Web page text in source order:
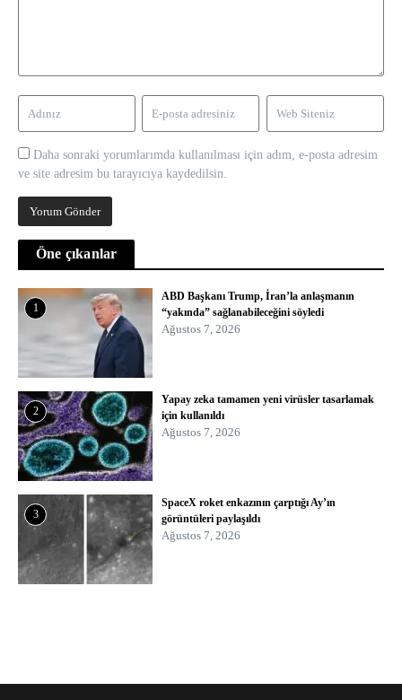
Daha sonraki yorumlarımda kullanılması için adım, e-posta adresim
ve site adresim bu tarayıcıya kaydedilsin.
Öne çıkanlar
1
ABD Başkanı Trump, İran’la anlaşmanın
“yakında” sağlanabileceğini söyledi
Ağustos 7, 2026
2
Yapay zeka tamamen yeni virüsler tasarlamak
için kullanıldı
Ağustos 7, 2026
3
SpaceX roket enkazının çarptığı Ay’ın
görüntüleri paylaşıldı
Ağustos 7, 2026